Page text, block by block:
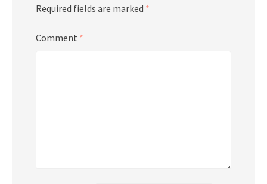
Required fields are marked *
Comment *